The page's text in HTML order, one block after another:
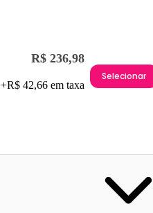
R$ 236,98
+R$ 42,66 em taxa
Selecionar